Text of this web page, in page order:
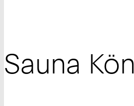
Sauna